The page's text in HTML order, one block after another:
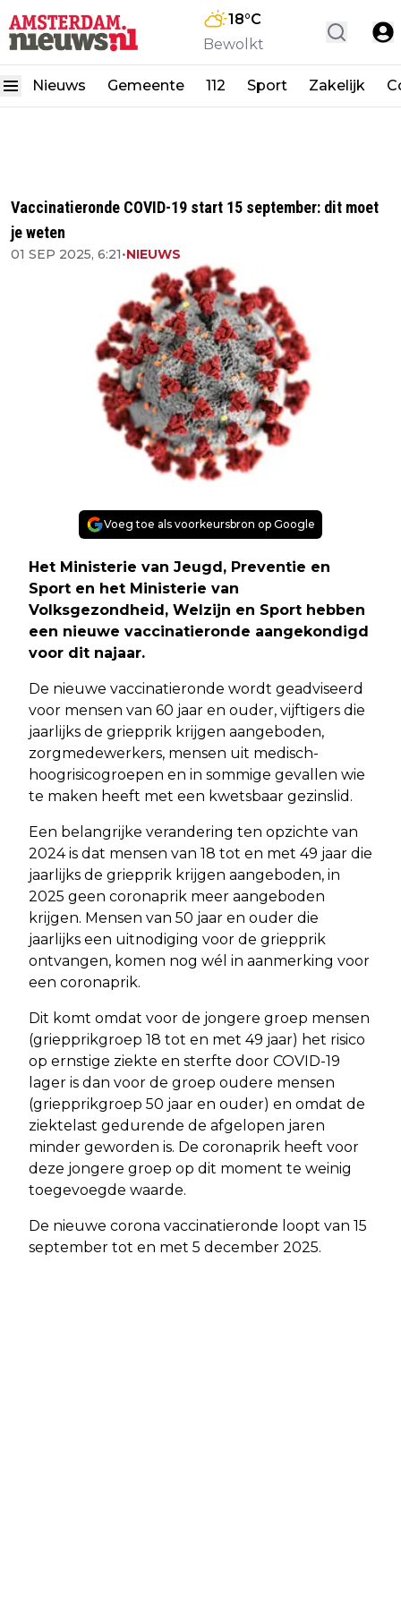
18°C
Bewolkt
Nieuws Gemeente 112 Sport Zakelijk
Vaccinatieronde COVID-19 start 15 september: dit moet
je weten
01 SEP 2025, 6:21•NIEUWS
Voeg toe als voorkeursbron op Google
Het Ministerie van Jeugd, Preventie en
Sport en het Ministerie van
Volksgezondheid, Welzijn en Sport hebben
een nieuwe vaccinatieronde aangekondigd
voor dit najaar.
De nieuwe vaccinatieronde wordt geadviseerd
voor mensen van 60 jaar en ouder, vijftigers die
jaarlijks de griepprik krijgen aangeboden,
zorgmedewerkers, mensen uit medisch-
hoogrisicogroepen en in sommige gevallen wie
te maken heeft met een kwetsbaar gezinslid.
Een belangrijke verandering ten opzichte van
2024 is dat mensen van 18 tot en met 49 jaar die
jaarlijks de griepprik krijgen aangeboden, in
2025 geen coronaprik meer aangeboden
krijgen. Mensen van 50 jaar en ouder die
jaarlijks een uitnodiging voor de griepprik
ontvangen, komen nog wél in aanmerking voor
een coronaprik.
Dit komt omdat voor de jongere groep mensen
(griepprikgroep 18 tot en met 49 jaar) het risico
op ernstige ziekte en sterfte door COVID-19
lager is dan voor de groep oudere mensen
(griepprikgroep 50 jaar en ouder) en omdat de
ziektelast gedurende de afgelopen jaren
minder geworden is. De coronaprik heeft voor
deze jongere groep op dit moment te weinig
toegevoegde waarde.
De nieuwe corona vaccinatieronde loopt van 15
september tot en met 5 december 2025.